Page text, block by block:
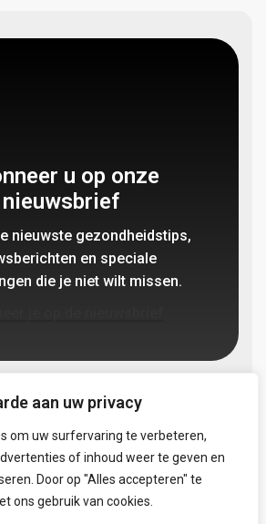
aan uw privacy
om uw surfervaring te verbeteren,
of inhoud weer te geven en
Door op "Alles accepteren" te
ons gebruik van cookies.
u op onze
nieuwsbrief
nieuwste gezondheidstips,
en speciale
die je niet wilt missen.
Volg ons: